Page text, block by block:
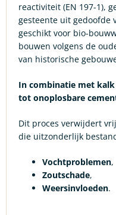
reactiviteit (EN 197-1),
gesteente uit gedoofde
geschikt voor bio-
bouwen volgens de
van historische
In combinatie met
tot onoplosbare
Dit proces verwijdert
die uitzonderlijk
Vochtproblemen,
Zoutschade,
Weersinvloeden.